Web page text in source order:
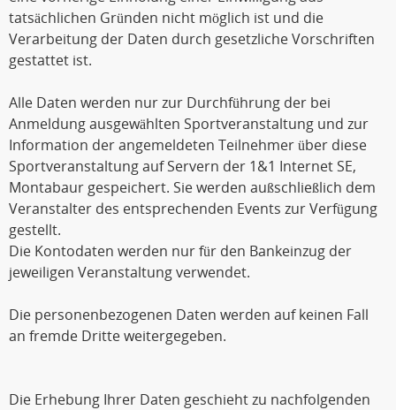
tatsächlichen Gründen nicht möglich ist und die
Verarbeitung der Daten durch gesetzliche Vorschriften
gestattet ist.
Alle Daten werden nur zur Durchführung der bei
Anmeldung ausgewählten Sportveranstaltung und zur
Information der angemeldeten Teilnehmer über diese
Sportveranstaltung auf Servern der 1&1 Internet SE,
Montabaur gespeichert. Sie werden außschließlich dem
Veranstalter des entsprechenden Events zur Verfügung
gestellt.
Die Kontodaten werden nur für den Bankeinzug der
jeweiligen Veranstaltung verwendet.
Die personenbezogenen Daten werden auf keinen Fall
an fremde Dritte weitergegeben.
Die Erhebung Ihrer Daten geschieht zu nachfolgenden